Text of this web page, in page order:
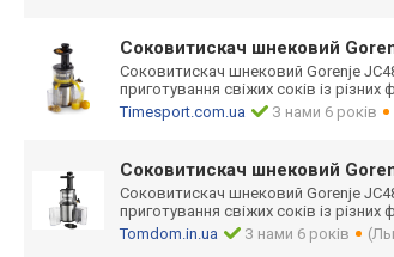
Соковитискач шнековий
Соковитискач шнековий Gorenje
приготування свіжих соків із різних
Timesport.com.ua
З нами 6 років
Соковитискач шнековий
Соковитискач шнековий Gorenje
приготування свіжих соків із різних
Tomdom.in.ua
З нами 6 років